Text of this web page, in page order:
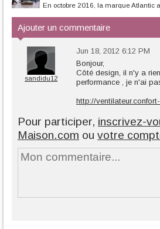
En octobre 2016, la marque Atlantic
Ajouter un commentaire
sandidu12
Jun 18, 2012 6:12 PM
Bonjour,
Côté design, il n'y a
performance , je n'ai
http://
Pour participer, inscrivez-
Maison.com ou votre